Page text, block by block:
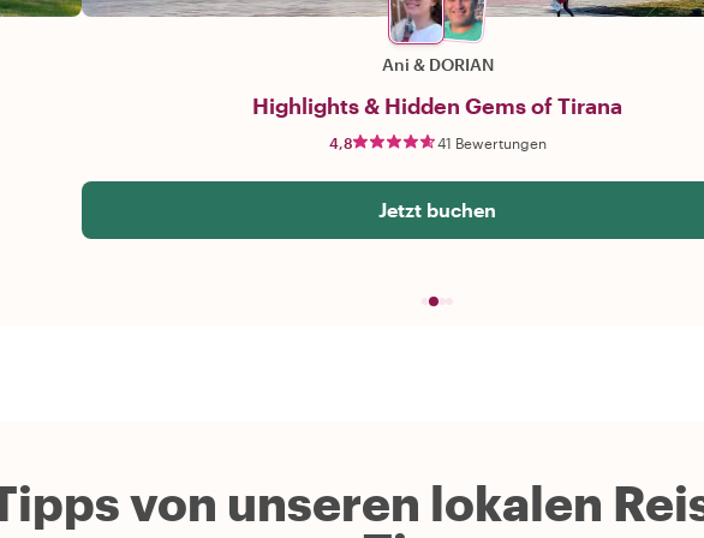
Ani & DORIAN
Highlights & Hidden Gems of Tirana
4,8 41 Bewertungen
Jetzt buchen
von unseren lokalen